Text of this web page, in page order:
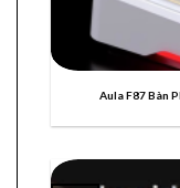
Aula F87 Bàn